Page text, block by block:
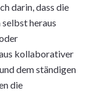
darin, dass die
heraus
kollaborativer
dem ständigen
die